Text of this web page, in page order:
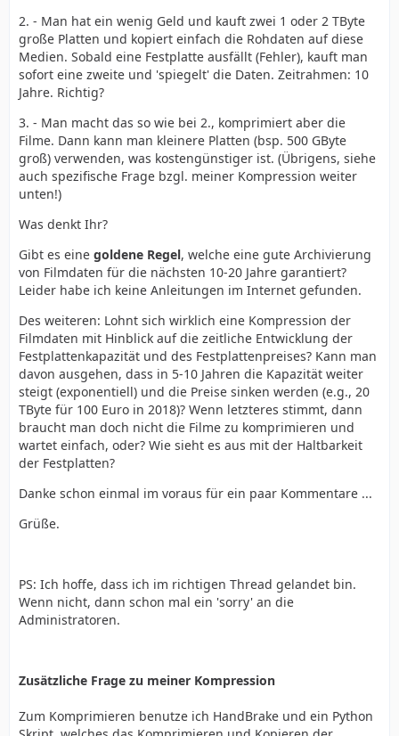
2. - Man hat ein wenig Geld und kauft zwei 1 oder 2 TByte
große Platten und kopiert einfach die Rohdaten auf diese
Medien. Sobald eine Festplatte ausfällt (Fehler), kauft man
sofort eine zweite und 'spiegelt' die Daten. Zeitrahmen: 10
Jahre. Richtig?
3. - Man macht das so wie bei 2., komprimiert aber die
Filme. Dann kann man kleinere Platten (bsp. 500 GByte
groß) verwenden, was kostengünstiger ist. (Übrigens, siehe
auch spezifische Frage bzgl. meiner Kompression weiter
unten!)
Was denkt Ihr?
Gibt es eine goldene Regel, welche eine gute Archivierung
von Filmdaten für die nächsten 10-20 Jahre garantiert?
Leider habe ich keine Anleitungen im Internet gefunden.
Des weiteren: Lohnt sich wirklich eine Kompression der
Filmdaten mit Hinblick auf die zeitliche Entwicklung der
Festplattenkapazität und des Festplattenpreises? Kann man
davon ausgehen, dass in 5-10 Jahren die Kapazität weiter
steigt (exponentiell) und die Preise sinken werden (e.g., 20
TByte für 100 Euro in 2018)? Wenn letzteres stimmt, dann
braucht man doch nicht die Filme zu komprimieren und
wartet einfach, oder? Wie sieht es aus mit der Haltbarkeit
der Festplatten?
Danke schon einmal im voraus für ein paar Kommentare ...
Grüße.
PS: Ich hoffe, dass ich im richtigen Thread gelandet bin.
Wenn nicht, dann schon mal ein 'sorry' an die
Administratoren.
Zusätzliche Frage zu meiner Kompression
Zum Komprimieren benutze ich HandBrake und ein Python